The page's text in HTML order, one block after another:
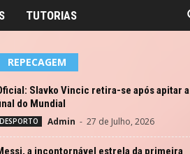
TUTORIAS
REPECAGEM
Slavko Vincic retira-se após apitar a
do Mundial
DESPORTO Admin - 27 de Julho, 2026
a incontornável estrela da primeira